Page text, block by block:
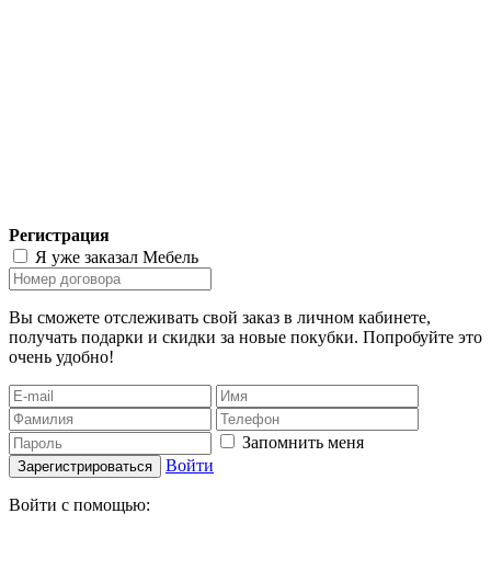
Регистрация
Я уже заказал Мебель
Вы сможете отслеживать свой заказ в личном кабинете,
получать подарки и скидки за новые покубки. Попробуйте это
очень удобно!
Запомнить меня
Зарегистрироваться Войти
Войти с помощью: